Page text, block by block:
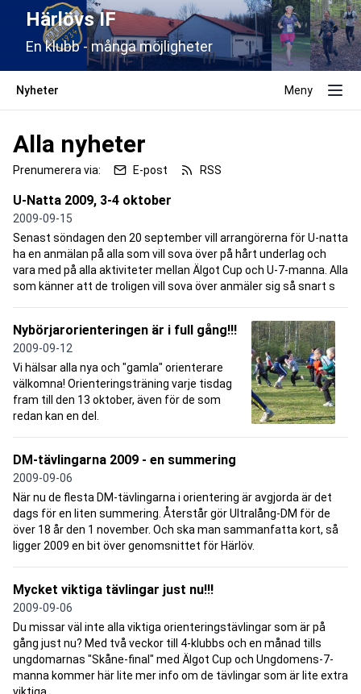
Härlövs IF
En klubb - många möjligheter
Nyheter Meny
Alla nyheter
Prenumerera via: E-post RSS
U-Natta 2009, 3-4 oktober
2009-09-15
Senast söndagen den 20 september vill arrangörerna för U-natta
ha en anmälan på alla som vill sova över på hårt underlag och
vara med på alla aktiviteter mellan Älgot Cup och U-7-manna. Alla
som känner att de troligen vill sova över anmäler sig så snart s
Nybörjarorienteringen är i full gång!!!
2009-09-12
Vi hälsar alla nya och "gamla" orienterare
välkomna! Orienteringsträning varje tisdag
fram till den 13 oktober, även för de som
redan kan en del.
DM-tävlingarna 2009 - en summering
2009-09-06
När nu de flesta DM-tävlingarna i orientering är avgjorda är det
dags för en liten summering. Återstår gör Ultralång-DM för de
över 18 år den 1 november. Och ska man sammanfatta kort, så
ligger 2009 en bit över genomsnittet för Härlöv.
Mycket viktiga tävlingar just nu!!!
2009-09-06
Du missar väl inte alla viktiga orienteringstävlingar som är på
gång just nu? Med två veckor till 4-klubbs och en månad tills
ungdomarnas "Skåne-final" med Älgot Cup och Ungdomens-7-
manna kommer här lite mer info om de tävlingar som är lite extra